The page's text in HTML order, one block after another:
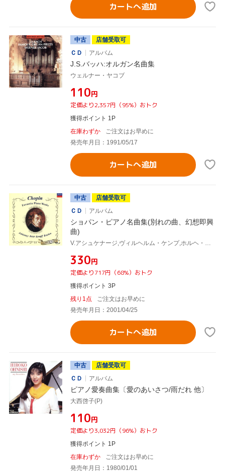
カートへ追加
中古
店舗受取可
ＣＤ
アルバム
J.S.バッハ:オルガン名曲集
ウェルナー・ヤコブ
¥110円
定価より2,357円（95%）おトク
獲得ポイント 1P
在庫わずか
ご注文はお早めに
発売年月日：1991/05/17
カートへ追加
中古
店舗受取可
ＣＤ
アルバム
ショパン・ピアノ名曲集(別れの曲、幻想即興
曲)
¥330円
定価より717円（68%）おトク
獲得ポイント 3P
残り1点
ご注文はお早めに
発売年月日：2001/04/25
カートへ追加
中古
店舗受取可
ＣＤ
アルバム
ピアノ愛奏曲集〔愛のあいさつ/雨だれ 他〕
大西啓子(P)
¥110円
定価より3,032円（96%）おトク
獲得ポイント 1P
在庫わずか
ご注文はお早めに
発売年月日：1980/01/01